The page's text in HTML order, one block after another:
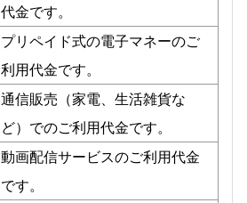
代金です。
プリペイド式の電子マネーのご
利用代金です。
通信販売（家電、生活雑貨な
ど）でのご利用代金です。
動画配信サービスのご利用代金
です。